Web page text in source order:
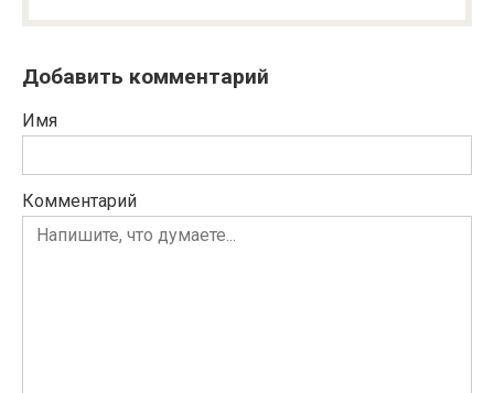
Добавить комментарий
Имя
Комментарий